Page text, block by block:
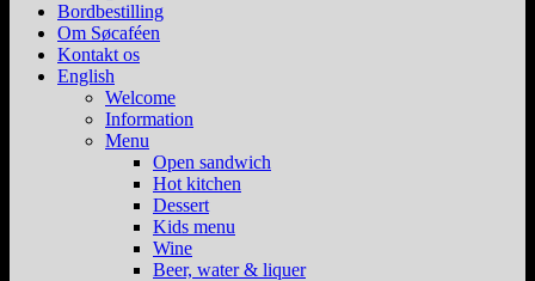
Bordbestilling
Om Søcaféen
Kontakt os
English
Welcome
Information
Menu
Open sandwich
Hot kitchen
Dessert
Kids menu
Wine
Beer, water & liquer